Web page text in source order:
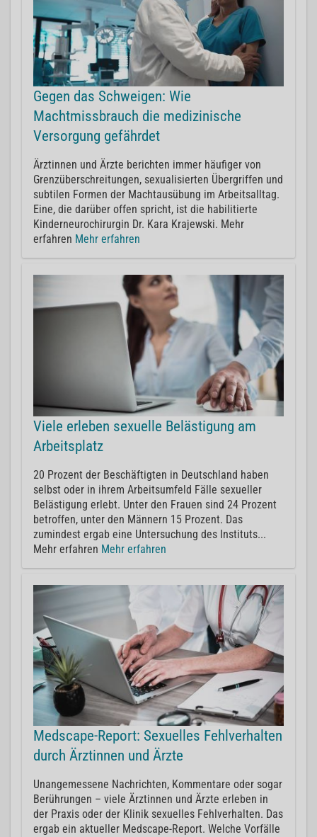
Gegen das Schweigen: Wie
Machtmissbrauch die medizinische
Versorgung gefährdet
Ärztinnen und Ärzte berichten immer häufiger von
Grenzüberschreitungen, sexualisierten Übergriffen und
subtilen Formen der Machtausübung im Arbeitsalltag.
Eine, die darüber offen spricht, ist die habilitierte
Kinderneurochirurgin Dr. Kara Krajewski. Mehr
erfahren Mehr erfahren
Viele erleben sexuelle Belästigung am
Arbeitsplatz
20 Prozent der Beschäftigten in Deutschland haben
selbst oder in ihrem Arbeitsumfeld Fälle sexueller
Belästigung erlebt. Unter den Frauen sind 24 Prozent
betroffen, unter den Männern 15 Prozent. Das
zumindest ergab eine Untersuchung des Instituts...
Mehr erfahren Mehr erfahren
Medscape-Report: Sexuelles Fehlverhalten
durch Ärztinnen und Ärzte
Unangemessene Nachrichten, Kommentare oder sogar
Berührungen – viele Ärztinnen und Ärzte erleben in
der Praxis oder der Klinik sexuelles Fehlverhalten. Das
ergab ein aktueller Medscape-Report. Welche Vorfälle